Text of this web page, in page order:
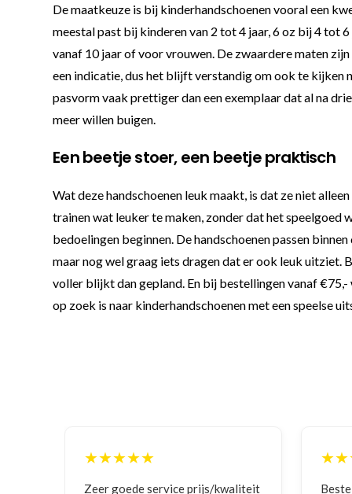
De maatkeuze is bij kinderhandschoenen vooral een
meestal past bij kinderen van 2 tot 4 jaar, 6 oz bij 4 tot
vanaf 10 jaar of voor vrouwen. De zwaardere maten
een indicatie, dus het blijft verstandig om ook te kijken
pasvorm vaak prettiger dan een exemplaar dat al na
meer willen buigen.
Een beetje stoer, een beetje praktisch
Wat deze handschoenen leuk maakt, is dat ze niet
trainen wat leuker te maken, zonder dat het speelgoed
bedoelingen beginnen. De handschoenen passen
maar nog wel graag iets dragen dat er ook leuk
voller blijkt dan gepland. En bij bestellingen vanaf
op zoek is naar kinderhandschoenen met een speelse
★★★★★
Bestelling gedaan vanwege